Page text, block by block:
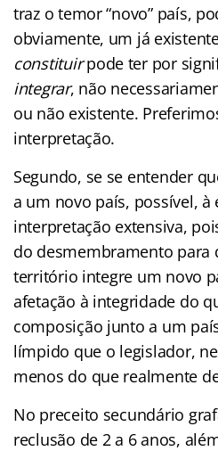
traz o temor “novo” país,
obviamente, um já
constituirpode ter por
integrar, não
ou não existente.
interpretação.
Segundo, se se entender
a um novo país, possível, à
interpretação extensiva,
do desmembramento para
território integre um novo
afetação à integridade do
composição junto a um
límpido que o legislador,
menos do que realmente
No preceito secundário
reclusão de 2 a 6 anos,